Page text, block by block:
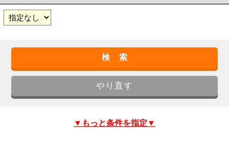
▼もっと条件を指定▼